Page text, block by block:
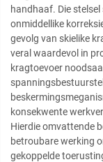
handhaaf. Die
onmiddellike
gevolg van skielike
veral waardevol in
kragtoevoer
konsekwente
Hierdie omvattende
betroubare werking
gekoppelde